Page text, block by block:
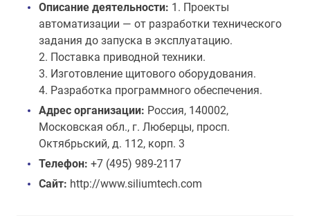
Описание деятельности: 1. Проекты
автоматизации — от разработки технического
задания до запуска в эксплуатацию.
2. Поставка приводной техники.
3. Изготовление щитового оборудования.
4. Разработка программного обеспечения.
Адрес организации: Россия, 140002,
Московская обл., г. Люберцы, просп.
Октябрьский, д. 112, корп. 3
Телефон: +7 (495) 989-2117
Сайт: http://www.siliumtech.com